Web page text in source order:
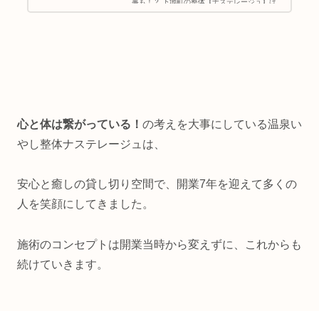
事も！？ 下地町の整体【ナステレージュ】は、
２にんがかりのヘッドスパもあります。 目の疲
心と体は繋がっている！ の考えを大事にしている温泉い
やし整体ナステレージュは、
安心と癒しの貸し切り空間で、開業7年を迎えて多くの
人を笑顔にしてきました。
施術のコンセプトは開業当時から変えずに、これからも
続けていきます。